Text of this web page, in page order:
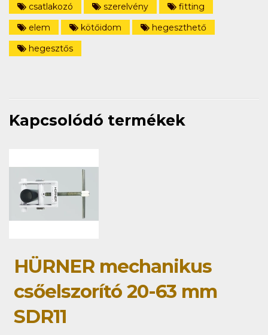
csatlakozó
szerelvény
fitting
elem
kötőidom
hegeszthető
hegesztős
Kapcsolódó termékek
HÜRNER mechanikus
csőelszorító 20-63 mm
SDR11